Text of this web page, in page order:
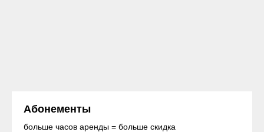
Абонементы
больше часов аренды = больше скидка